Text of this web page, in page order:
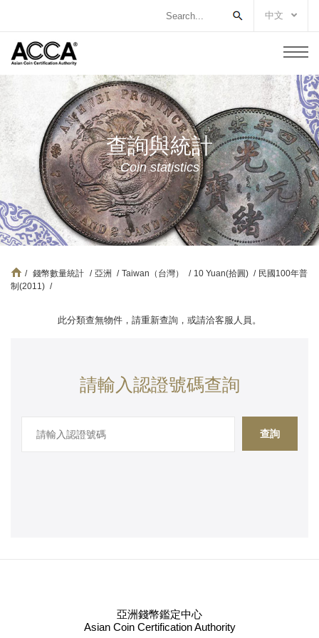
中文
查詢與統計
Coin statistics
/ 錢幣數量統計 / 亞洲 / Taiwan（台灣） / 10 Yuan(拾圓) / 民國100年普
制(2011) /
此分類查無物件，請重新查詢，或請洽客服人員。
請輸入認證號碼查詢
查詢
亞洲錢幣鑑定中心
Asian Coin Certification Authority